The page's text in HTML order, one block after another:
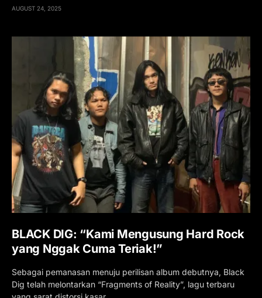
AUGUST 24, 2025
BLACK DIG: “Kami Mengusung Hard Rock
yang Nggak Cuma Teriak!”
Sebagai pemanasan menuju perilisan album debutnya, Black
Dig telah melontarkan “Fragments of Reality”, lagu terbaru